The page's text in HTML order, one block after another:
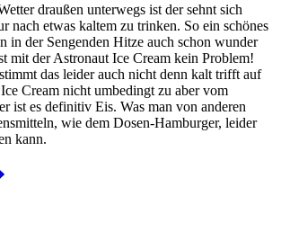
draußen unterwegs ist der sehnt sich
nach etwas kaltem zu trinken. So ein schönes
in der Sengenden Hitze auch schon wunder
mit der Astronaut Ice Cream kein Problem!
das leider auch nicht denn kalt trifft auf
Cream nicht umbedingt zu aber vom
ist es definitiv Eis. Was man von anderen
wie dem Dosen-Hamburger, leider
kann.